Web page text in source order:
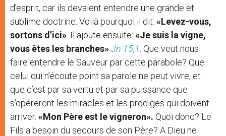
d’esprit, car ils devaient entendre une grande et
sublime doctrine. Voilà pourquoi il dit: «Levez-vous,
sortons d’ici» . Il ajoute ensuite: «Je suis la vigne,
vous êtes les branches»Jn 15,1 . Que veut nous
faire entendre le Sauveur par cette parabole? Que
celui qui n’écoute point sa parole ne peut vivre, et
que c’est par sa vertu et par sa puissance que
s’opéreront les miracles et les prodiges qui doivent
arriver. «Mon Père est le vigneron». Quoi donc? Le
Fils a besoin du secours de son Père? A Dieu ne